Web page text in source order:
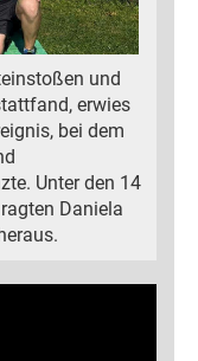
und
erwies
bei dem
Unter den 14
Daniela